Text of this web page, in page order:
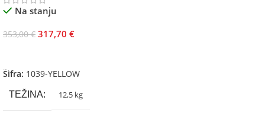
Na stanju
353,00€ 317,70 €
Šifra: 1039-YELLOW
TEŽINA 12,5 kg